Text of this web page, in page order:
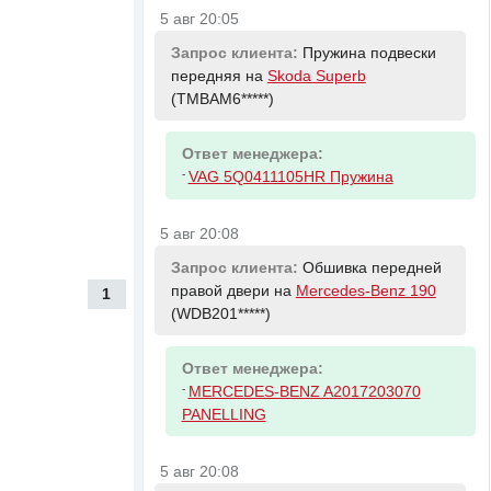
1
5 авг 20:05
Запрос клиента: Пружина подвески
передняя на Skoda Superb
(TMBAM6*****)
Ответ менеджера:
- VAG 5Q0411105HR Пружина
5 авг 20:08
Запрос клиента: Обшивка передней
правой двери на Mercedes-Benz 190
(WDB201*****)
Ответ менеджера:
- MERCEDES-BENZ A2017203070
PANELLING
5 авг 20:08